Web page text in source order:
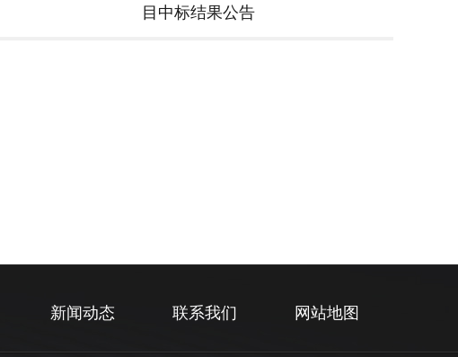
目中标结果公告
新闻动态 联系我们 网站地图